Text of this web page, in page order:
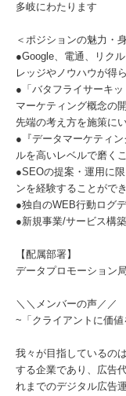
多岐にわたります
＜ポジションの魅力・
●Google、電通、リク
レッジやノウハウが得
●「バタフライサーキ
マーケティング概念の
先端の考え方を施策に
●『データマーケティ
ルを高いレベルで磨く
●SEOの提案・運用に
ンを経験することがで
●独自のWEB行動ログ
●新規事業/サービス構
【配属部署】
データプロモーション
＼＼メンバーの声／／
~「クライアントに価
我々が目指しているの
する企業であり、広告
れまでのデジタル広告